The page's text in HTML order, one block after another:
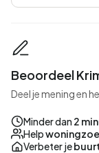
Beoordeel
Deel je mening en
Minder dan 2
Help
Verbeter je